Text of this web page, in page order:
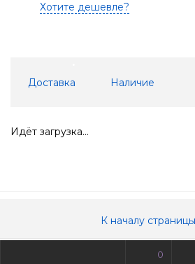
0
Хотите дешевле?
Доставка Наличие
Идёт загрузка...
К началу страницы
© Все права защищены. Информация сайта защищена